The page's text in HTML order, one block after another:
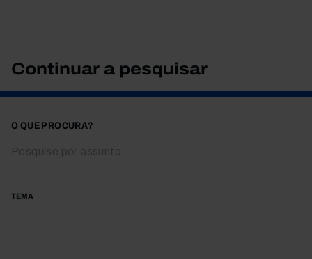
Continuar a pesquisar
O QUE PROCURA?
TEMA